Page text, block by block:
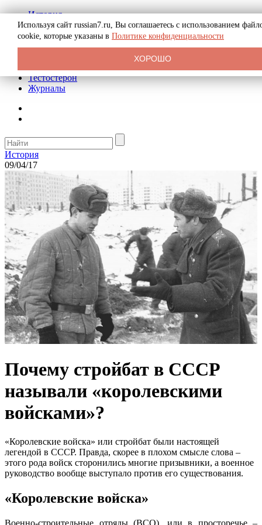
История
Биография
Криминал
Реклама на сайте
Тестостерон
Журналы
История
09/04/17
Почему стройбат в СССР
называли «королевскими
войсками»?
«Королевские войска» или стройбат были настоящей
легендой в СССР. Правда, скорее в плохом смысле слова –
этого рода войск сторонились многие призывники, а военное
руководство вообще выступало против его существования.
«Королевские войска»
Военно-строительные отряды (ВСО), или в просторечье –
Используя сайт russian7.ru, Вы соглашаетесь с использованием
cookie, которые указаны в Политике конфиденциальности
ХОРОШО